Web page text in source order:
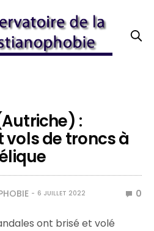
:
de troncs à
6 JUILLET 2022 0
ont brisé et volé